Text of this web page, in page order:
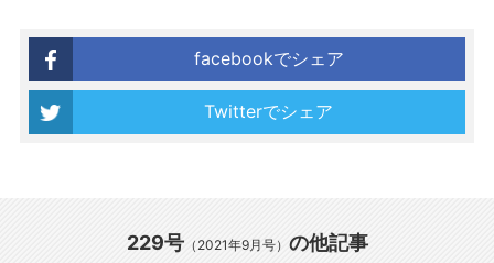
facebookでシェア
Twitterでシェア
229号（2021年9月号） の他記事